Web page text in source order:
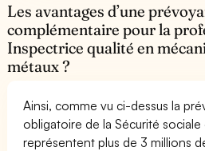
Les avantages d’une
complémentaire pour la
Inspectrice qualité en
métaux ?
Ainsi, comme vu ci-dessus la
obligatoire de la Sécurité sociale
représentent plus de 3 millions